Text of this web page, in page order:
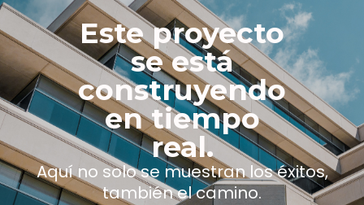
Este proyecto
se está
construyendo
en tiempo
real.
Aquí no solo se muestran los éxitos,
también el camino.